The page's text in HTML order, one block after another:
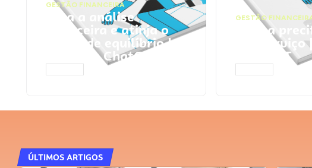
GESTÃO FINANCEIRA
Faça a análise
financeira e atinja o
ponto de equilíbrio |
Prompts ChatGPT
GESTÃO
Faça a
seu
ChatGPT
ÚLTIMOS ARTIGOS